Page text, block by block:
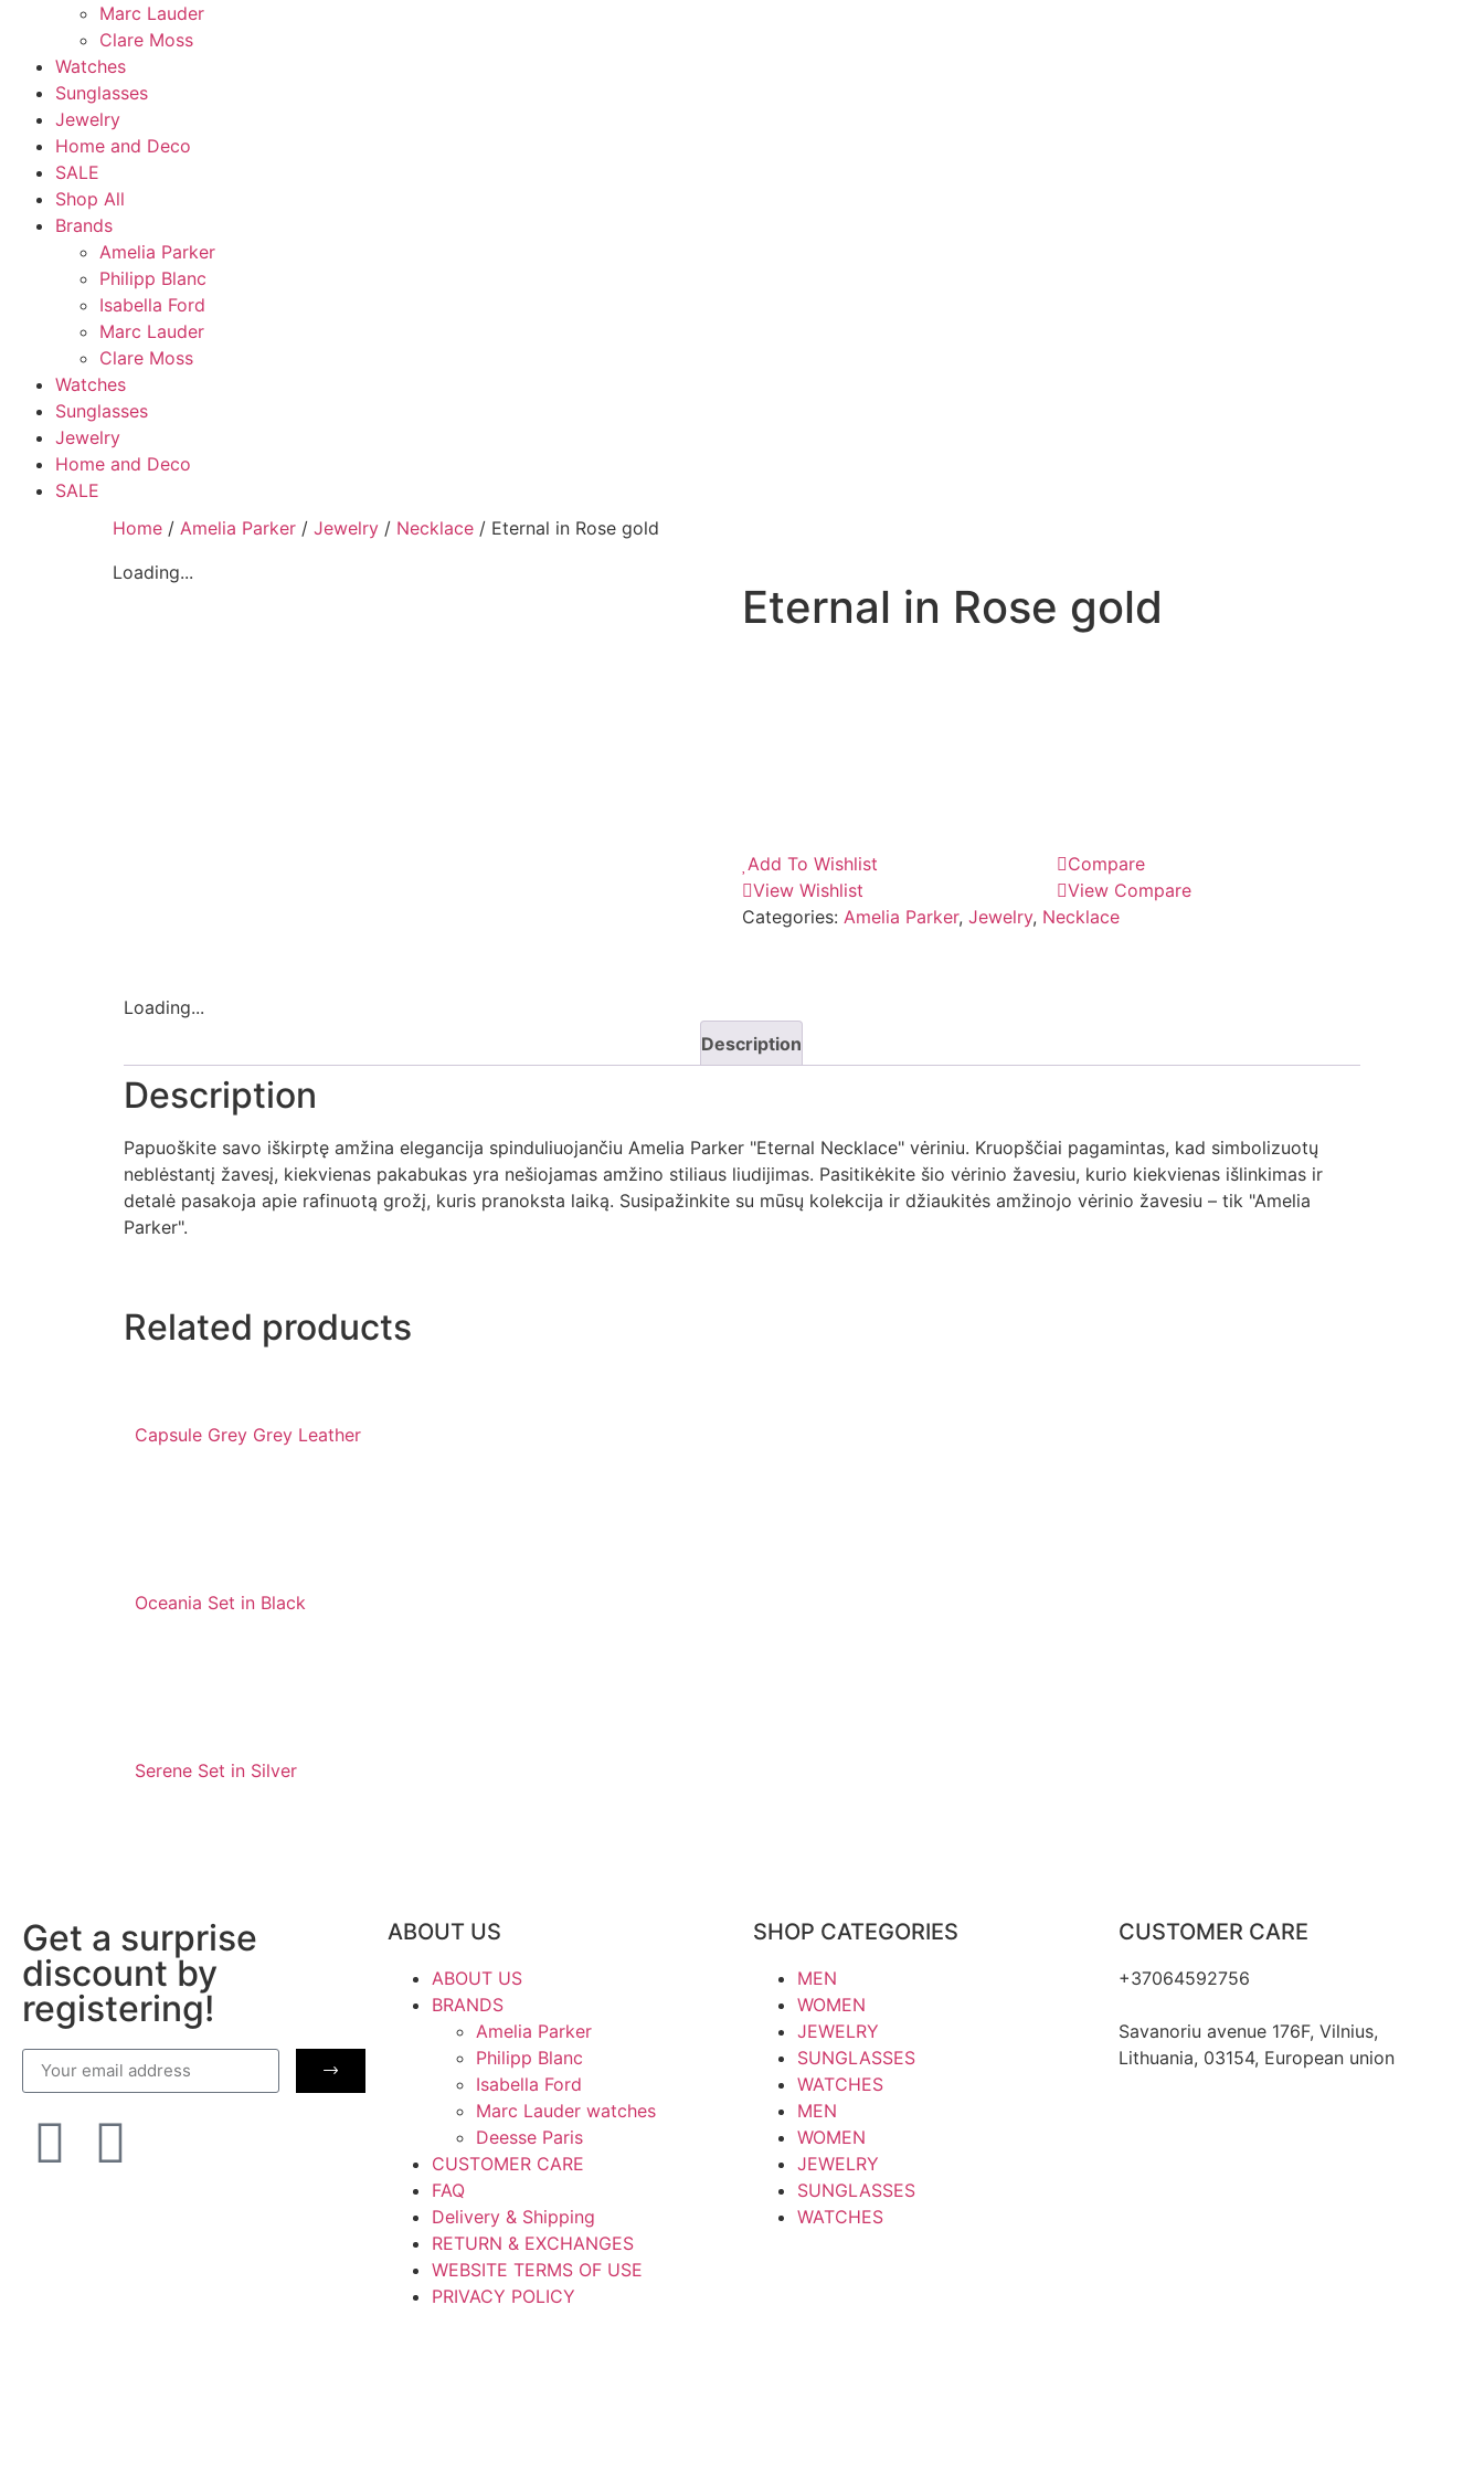
Marc Lauder
Clare Moss
Watches
Sunglasses
Jewelry
Home and Deco
SALE
Shop All
Brands
Amelia Parker
Philipp Blanc
Isabella Ford
Marc Lauder
Clare Moss
Watches
Sunglasses
Jewelry
Home and Deco
SALE
Home / Amelia Parker / Jewelry / Necklace / Eternal in Rose gold
Loading...
Eternal in Rose gold
Add To Wishlist
View Wishlist
Compare
View Compare
Categories: Amelia Parker, Jewelry, Necklace
Loading...
Description
Description
Papuoškite savo iškirptę amžina elegancija spinduliuojančiu Amelia Parker "Eternal Necklace" vėriniu. Kruopščiai pagamintas, kad simbolizuotų
neblėstantį žavesį, kiekvienas pakabukas yra nešiojamas amžino stiliaus liudijimas. Pasitikėkite šio vėrinio žavesiu, kurio kiekvienas išlinkimas ir
detalė pasakoja apie rafinuotą grožį, kuris pranoksta laiką. Susipažinkite su mūsų kolekcija ir džiaukitės amžinojo vėrinio žavesiu – tik "Amelia
Parker".
Related products
Capsule Grey Grey Leather
Oceania Set in Black
Serene Set in Silver
Get a surprise
discount by
registering!
ABOUT US
ABOUT US
BRANDS
Amelia Parker
Philipp Blanc
Isabella Ford
Marc Lauder watches
Deesse Paris
CUSTOMER CARE
FAQ
Delivery & Shipping
RETURN & EXCHANGES
WEBSITE TERMS OF USE
PRIVACY POLICY
SHOP CATEGORIES
MEN
WOMEN
JEWELRY
SUNGLASSES
WATCHES
MEN
WOMEN
JEWELRY
SUNGLASSES
WATCHES
CUSTOMER CARE
+37064592756
Savanoriu avenue 176F, Vilnius,
Lithuania, 03154, European union